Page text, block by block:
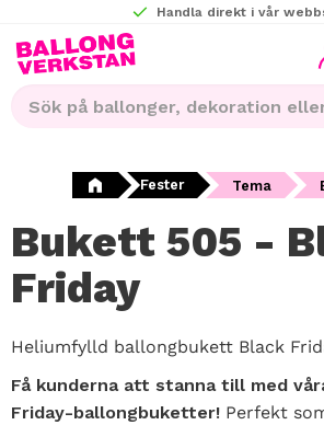
Meny
Handla direkt i vår
Fester Tema
Bukett 505 -
Friday
Heliumfylld ballongbukett Black
Få kunderna att stanna till med
Friday-ballongbuketter! Perfekt